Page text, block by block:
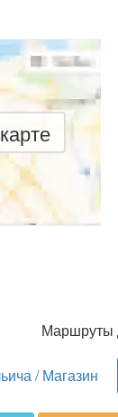
Маршруты
/ Магазин